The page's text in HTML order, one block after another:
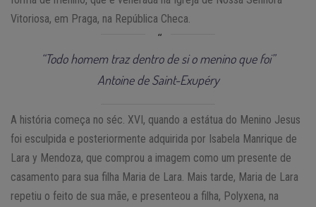
Vitoriosa, em Praga, na República Checa.
“Todo homem traz dentro de si o menino que foi”
Antoine de Saint-Exupéry
A história começa no séc. XVI, quando a estátua do Menino Jesus
foi esculpida e posteriormente adquirida por Isabela Manrique de
Lara y Mendoza, que comprou a imagem como um presente de
casamento para sua filha Maria de Lara. Mais tarde, Maria de Lara
repetiu o feito de sua mãe, e presenteou a filha, Polyxena, na